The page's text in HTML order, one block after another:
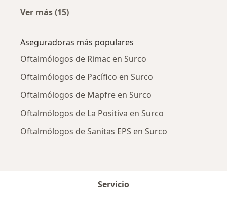
Ver más (15)
Aseguradoras más populares
Oftalmólogos de Rimac en Surco
Oftalmólogos de Pacífico en Surco
Oftalmólogos de Mapfre en Surco
Oftalmólogos de La Positiva en Surco
Oftalmólogos de Sanitas EPS en Surco
Servicio